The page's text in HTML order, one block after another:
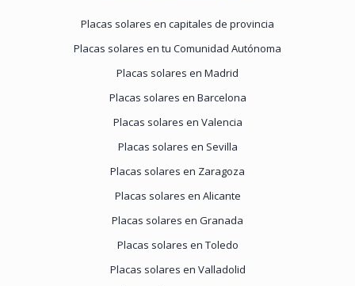
Placas solares en capitales de provincia
Placas solares en tu Comunidad Autónoma
Placas solares en Madrid
Placas solares en Barcelona
Placas solares en Valencia
Placas solares en Sevilla
Placas solares en Zaragoza
Placas solares en Alicante
Placas solares en Granada
Placas solares en Toledo
Placas solares en Valladolid